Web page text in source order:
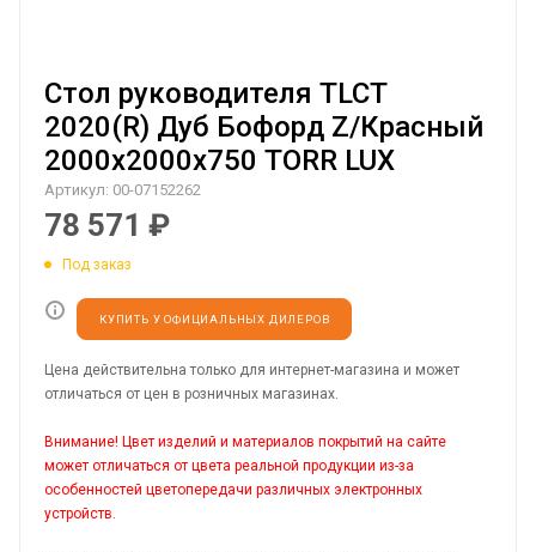
Стол руководителя TLCT
2020(R) Дуб Бофорд Z/Красный
2000х2000х750 TORR LUX
Артикул: 00-07152262
78 571 ₽
Под заказ
КУПИТЬ У ОФИЦИАЛЬНЫХ ДИЛЕРОВ
Цена действительна только для интернет-магазина и может
отличаться от цен в розничных магазинах.
Внимание! Цвет изделий и материалов покрытий на сайте
может отличаться от цвета реальной продукции из-за
особенностей цветопередачи различных электронных
устройств.